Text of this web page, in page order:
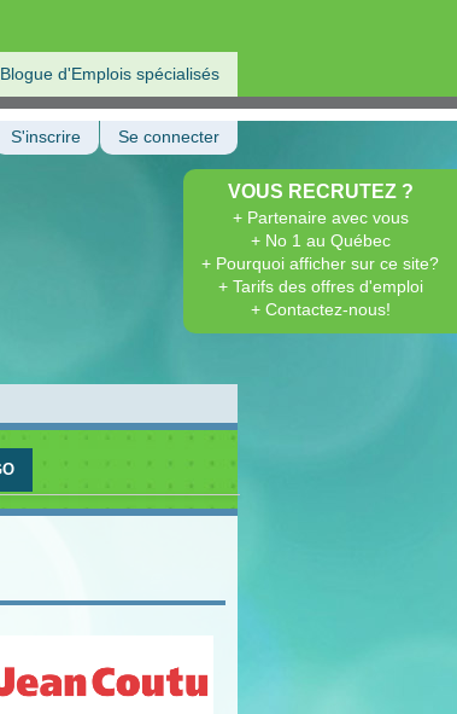
Blogue d'Emplois spécialisés
VOUS RECRUTEZ ?
+ Partenaire avec vous
+ No 1 au Québec
+ Pourquoi afficher sur ce site?
+ Tarifs des offres d'emploi
+ Contactez-nous!
S'inscrire Se connecter